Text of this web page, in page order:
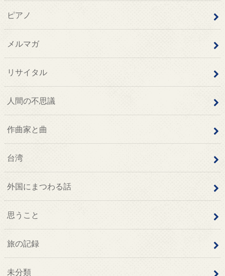
ピアノ
メルマガ
リサイタル
人間の不思議
作曲家と曲
台湾
外国にまつわる話
思うこと
旅の記録
未分類